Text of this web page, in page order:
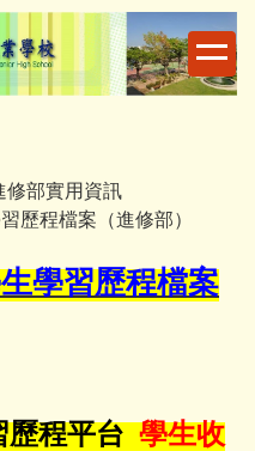
修部實用資訊
歷程檔案（進修部）
學習歷程檔案
程平台 學生收